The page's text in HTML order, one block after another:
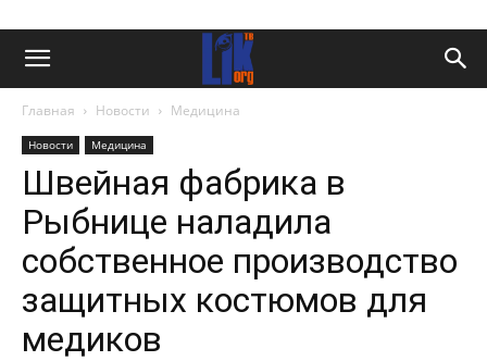
Главная Новости Медицина
Новости Медицина
Швейная фабрика в
Рыбнице наладила
собственное производство
защитных костюмов для
медиков